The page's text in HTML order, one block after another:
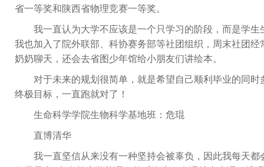
省一等奖和陕西省物理竞赛一等奖。
我一直认为大学不应该是一个只学习的阶段，而是学
我也加入了院外联部、科协赛务部等社团组织，周末社团
奶奶聊天，还会去省图少年馆给小朋友们讲绘本。
对于未来的规划很简单，就是希望自己顺利毕业的同时
终极目标，一直跑就对了！
生命科学学院生物科学基地班：危琨
直博清华
我一直坚信从来没有一种坚持会被辜负，因此我每天